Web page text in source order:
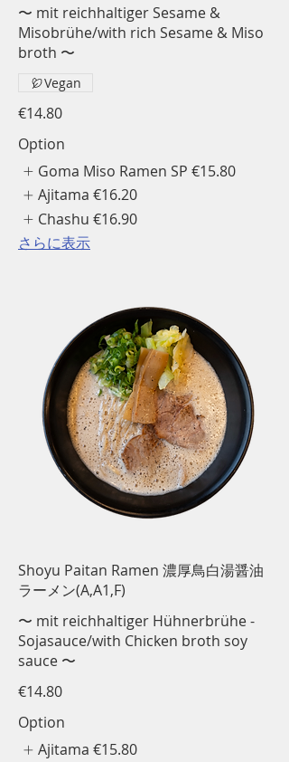
〜 mit reichhaltiger Sesame &
Misobrühe/with rich Sesame & Miso
broth 〜
€14.80
Vegan
Option
Goma Miso Ramen SP €15.80
Ajitama €16.20
Chashu €16.90
さらに表示
Shoyu Paitan Ramen 濃厚鳥白湯醤油
ラーメン(A,A1,F)
〜 mit reichhaltiger Hühnerbrühe -
Sojasauce/with Chicken broth soy
sauce 〜
€14.80
Option
Ajitama €15.80